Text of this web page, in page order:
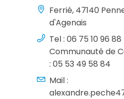
Ferrié, 47140
d'Agenais
Tel : 06 75 10 96 88
Communauté de
: 05 53 49 58 84
Mail :